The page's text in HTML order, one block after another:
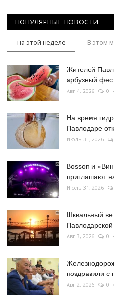
ПОПУЛЯРНЫЕ НОВОСТИ
на этой неделе В этом
Жителей
арбузный
Авг 4, 2026 0
На время
Павлодаре
Июль 31, 2026
Bosson и
приглашают
Июль 31, 2026
Шквальный
Павлодарской
Авг 3, 2026 0
поздравили с
Авг 2, 2026 0